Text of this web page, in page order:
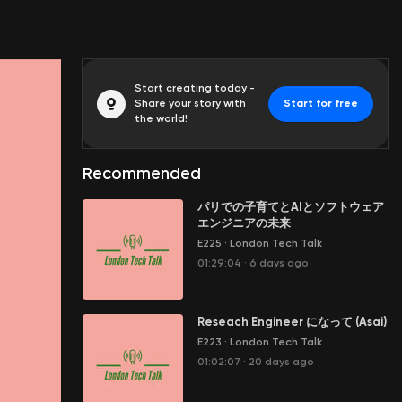
Start creating today -
Share your story with
the world!
Start for free
Recommended
パリでの子育てとAIとソフトウェア
エンジニアの未来
E225 · London Tech Talk
01:29:04 · 6 days ago
Reseach Engineer になって (Asai)
E223 · London Tech Talk
01:02:07 · 20 days ago